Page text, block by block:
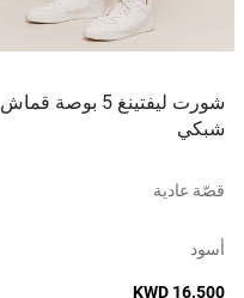
شورت ليفتينغ 5 بوصة قماش
شبكي
قصّة عادية
أسود
KWD 16.500